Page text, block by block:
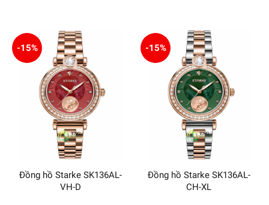
-15%
Đồng hồ Starke SK136AL-
VH-D
-15%
Đồng hồ Starke SK136AL-
CH-XL